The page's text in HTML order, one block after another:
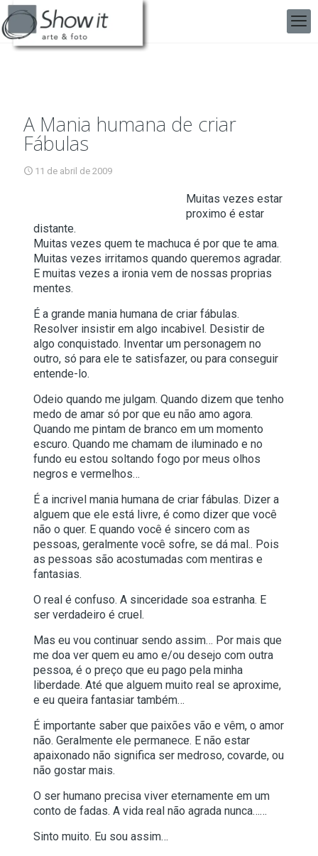
A Mania humana de criar
Fábulas
11 de abril de 2009
Muitas vezes estar
proximo é estar
distante.
Muitas vezes quem te machuca é por que te ama.
Muitas vezes irritamos quando queremos agradar.
E muitas vezes a ironia vem de nossas proprias
mentes.
É a grande mania humana de criar fábulas.
Resolver insistir em algo incabivel. Desistir de
algo conquistado. Inventar um personagem no
outro, só para ele te satisfazer, ou para conseguir
entende-lo.
Odeio quando me julgam. Quando dizem que tenho
medo de amar só por que eu não amo agora.
Quando me pintam de branco em um momento
escuro. Quando me chamam de iluminado e no
fundo eu estou soltando fogo por meus olhos
negros e vermelhos…
É a incrivel mania humana de criar fábulas. Dizer a
alguem que ele está livre, é como dizer que você
não o quer. E quando você é sincero com as
pessoas, geralmente você sofre, se dá mal.. Pois
as pessoas são acostumadas com mentiras e
fantasias.
O real é confuso. A sinceridade soa estranha. E
ser verdadeiro é cruel.
Mas eu vou continuar sendo assim… Por mais que
me doa ver quem eu amo e/ou desejo com outra
pessoa, é o preço que eu pago pela minha
liberdade. Até que alguem muito real se aproxime,
e eu queira fantasiar também…
É importante saber que paixões vão e vêm, o amor
não. Geralmente ele permanece. E não estar
apaixonado não significa ser medroso, covarde, ou
não gostar mais.
O ser humano precisa viver eternamente em um
conto de fadas. A vida real não agrada nunca……
Sinto muito. Eu sou assim…